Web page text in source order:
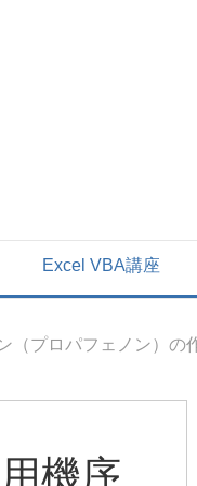
Excel VBA講座
（プロパフェノン）の
機序